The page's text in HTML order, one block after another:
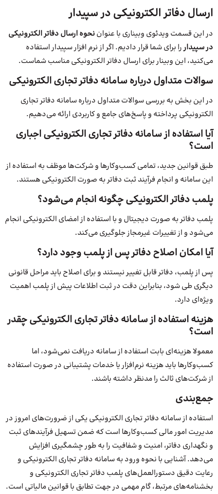
ارسال دفاتر الکترونیکی در سپیدار
در این قسمت ویدئوی وبیناری با عنواننحوه ارسال دفاتر الکترونیکی
در سپیداررا برای شما قرار دادیم. اگر از نرم افزار سپیدار استفاده
می‌کنید، این وبینار برای ارسال دفاتر الکترونیکی مناسب شماست.
سوالات متداول درباره سامانه دفاتر تجاری الکترونیکی
در این بخش به بررسی سوالات متداول درباره سامانه دفاتر تجاری
الکترونیکی پرداخته و پاسخ‌های جامع و کاربردی ارائه می‌دهیم.
آیا استفاده از سامانه دفاتر تجاری الکترونیکی اجباری
است؟
طبق قوانین جدید، تمامی کسب‌وکارها و شرکت‌ها موظف به استفاده از
این سامانه و انجام فرآیند ثبت دفاتر به صورت الکترونیکی هستند.
پلمب دفاتر الکترونیکی چگونه انجام می‌شود؟
پلمب دفاتر به صورت دیجیتال و با استفاده از امضای الکترونیکی انجام
می‌شود و از تغییرات غیرمجاز جلوگیری می‌کند.
آیا امکان اصلاح دفاتر پس از پلمب وجود دارد؟
پس از پلمب، دفاتر قابل تغییر نیستند و برای اصلاح باید مراحل قانونی
دیگری طی شود، بنابراین دقت در ثبت اطلاعات پیش از پلمب اهمیت
ویژه‌ای دارد.
هزینه استفاده از سامانه دفاتر تجاری الکترونیکی چقدر
است؟
معمولا هزینه‌ای بابت استفاده از سامانه دریافت نمی‌شود، اما
کسب‌وکارها باید هزینه نرم‌افزار یا خدمات پشتیبانی در صورت استفاده
از شرکت‌های ثالث را مدنظر داشته باشند.
جمع‌بندی
استفاده از سامانه دفاتر تجاری الکترونیکی یکی از ضرورت‌های امروز در
مدیریت امور مالی کسب‌وکارها است که ضمن تسهیل فرآیندهای ثبت
و نگهداری دفاتر، امنیت و شفافیت را به طور چشمگیری افزایش
می‌دهد. آشنایی با نحوه ورود به سامانه دفاتر تجاری الکترونیکی و
رعایت دقیق دستورالعمل‌های پلمب دفاتر تجاری الکترونیکی و
بخشنامه‌های مرتبط، گام مهمی در جهت تطابق با قوانین مالیاتی است.